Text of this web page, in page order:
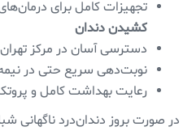
تجهیزات کامل برای
کشیدن دندان
دسترسی آسان در مرکز تهران
نوبت‌دهی سریع حتی در
رعایت بهداشت کامل و
در صورت بروز دندان‌درد ناگهانی